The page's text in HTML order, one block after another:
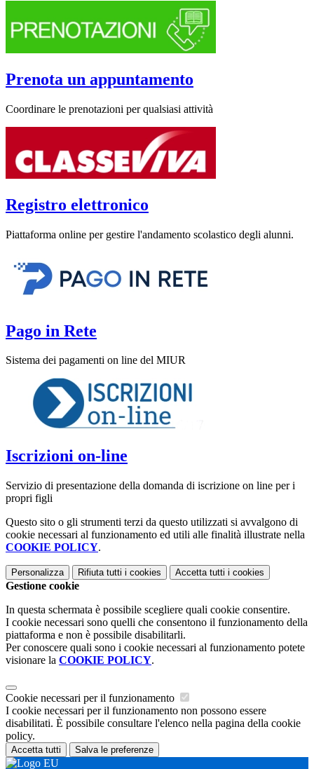
Prenota un appuntamento
Coordinare le prenotazioni per qualsiasi attività
Registro elettronico
Piattaforma online per gestire l'andamento scolastico degli alunni.
Pago in Rete
Sistema dei pagamenti on line del MIUR
Iscrizioni on-line
Servizio di presentazione della domanda di iscrizione on line per i
propri figli
Questo sito o gli strumenti terzi da questo utilizzati si avvalgono di
cookie necessari al funzionamento ed utili alle finalità illustrate nella
COOKIE POLICY.
Personalizza Rifiuta tutti i cookies Accetta tutti i cookies
Gestione cookie
In questa schermata è possibile scegliere quali cookie consentire.
I cookie necessari sono quelli che consentono il funzionamento della
piattaforma e non è possibile disabilitarli.
Per conoscere quali sono i cookie necessari al funzionamento potete
visionare la COOKIE POLICY.
Cookie necessari per il funzionamento
I cookie necessari per il funzionamento non possono essere
disabilitati. È possibile consultare l'elenco nella pagina della cookie
policy.
Accetta tutti Salva le preferenze